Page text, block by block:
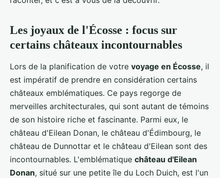
Les joyaux de l'Écosse : focus sur
certains châteaux incontournables
Lors de la planification de votre voyage en Écosse, il
est impératif de prendre en considération certains
châteaux emblématiques. Ce pays regorge de
merveilles architecturales, qui sont autant de témoins
de son histoire riche et fascinante. Parmi eux, le
château d'Eilean Donan, le château d'Édimbourg, le
château de Dunnottar et le château d'Eilean sont des
incontournables. L'emblématique château d'Eilean
Donan, situé sur une petite île du Loch Duich, est l'un